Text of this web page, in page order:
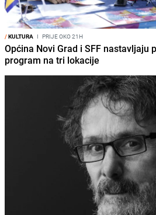
/KULTURA I PRIJE OKO 21H
Općina Novi Grad i SFF nastavljaju
program na tri lokacije